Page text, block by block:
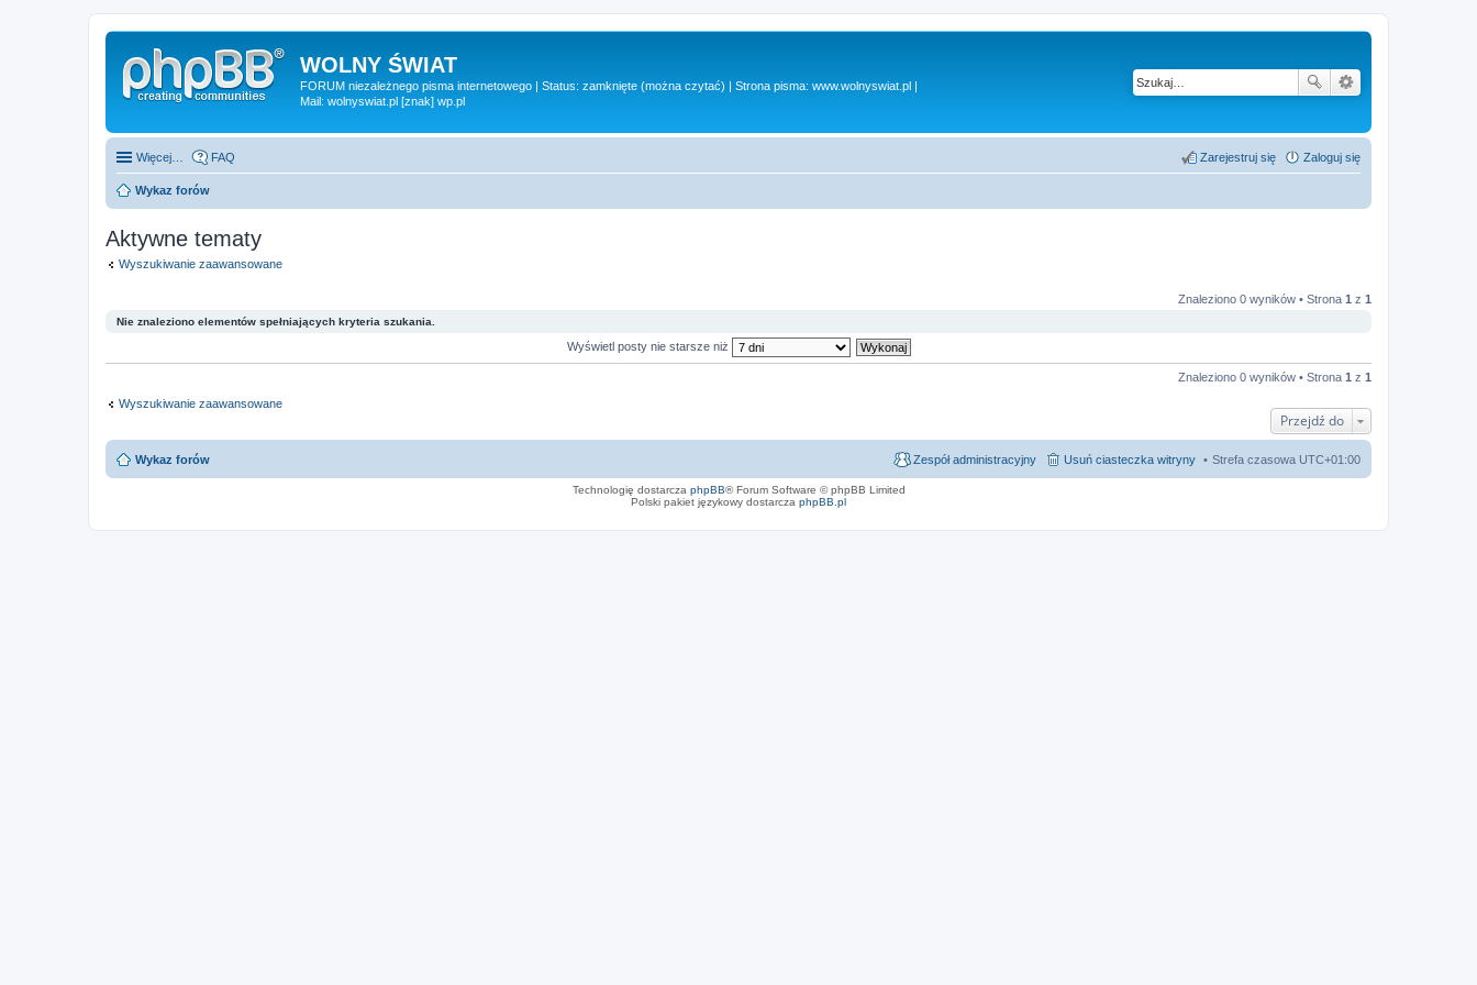
WOLNY ŚWIAT
FORUM niezależnego pisma internetowego | Status: zamknięte (można czytać) | Strona pisma: www.wolnyswiat.pl |
Mail: wolnyswiat.pl [znak] wp.pl
Więcej… FAQ Zaloguj się
Zarejestruj się
Wykaz forów
Aktywne tematy
Wyszukiwanie zaawansowane
Znaleziono 0 wyników • Strona 1 z 1
Nie znaleziono elementów spełniających kryteria szukania.
Wyświetl posty nie starsze niż
Znaleziono 0 wyników • Strona 1 z 1
Wyszukiwanie zaawansowane
Przejdź do
Wykaz forów Strefa czasowa UTC+01:00
Usuń ciasteczka witryny
Zespół administracyjny
Technologię dostarcza phpBB® Forum Software © phpBB Limited
Polski pakiet językowy dostarcza phpBB.pl